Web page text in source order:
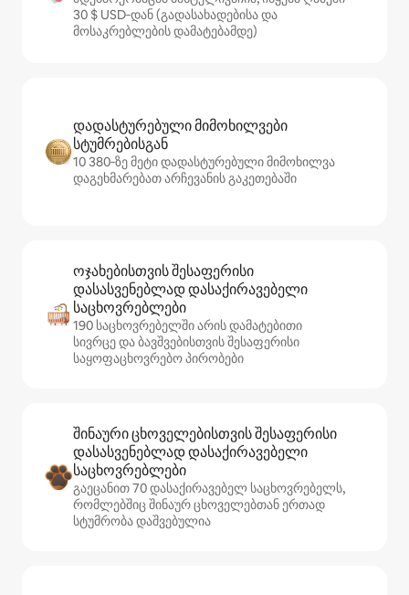
30 $ USD‑დან (გადასახადებისა და
მოსაკრებლების დამატებამდე)
დადასტურებული მიმოხილვები
სტუმრებისგან
10 380‑ზე მეტი დადასტურებული მიმოხილვა
დაგეხმარებათ არჩევანის გაკეთებაში
ოჯახებისთვის შესაფერისი
დასასვენებლად დასაქირავებელი
საცხოვრებლები
190 საცხოვრებელში არის დამატებითი
სივრცე და ბავშვებისთვის შესაფერისი
საყოფაცხოვრებო პირობები
შინაური ცხოველებისთვის შესაფერისი
დასასვენებლად დასაქირავებელი
საცხოვრებლები
გაეცანით 70 დასაქირავებელ საცხოვრებელს,
რომლებშიც შინაურ ცხოველებთან ერთად
სტუმრობა დაშვებულია